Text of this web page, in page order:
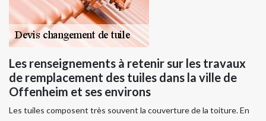
Les renseignements à retenir sur les travaux
de remplacement des tuiles dans la ville de
Offenheim et ses environs
Les tuiles composent très souvent la couverture de la toiture. En